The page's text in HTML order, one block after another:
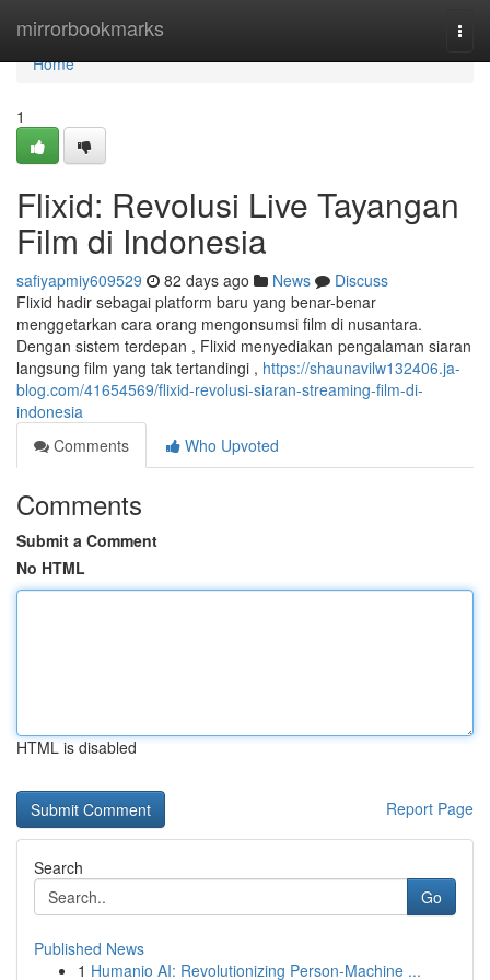
mirrorbookmarks
Home
Home
1
Flixid: Revolusi Live Tayangan
Film di Indonesia
safiyapmiy609529 82 days ago News
Discuss
Flixid hadir sebagai platform baru yang benar-benar
menggetarkan cara orang mengonsumsi film di nusantara.
Dengan sistem terdepan , Flixid menyediakan pengalaman siaran
langsung film yang tak tertandingi , https://shaunavilw132406.ja-
blog.com/41654569/flixid-revolusi-siaran-streaming-film-di-
indonesia
Comments
Who Upvoted
Comments
Submit a Comment
No HTML
HTML is disabled
Report Page
Search
Go
Published News
1 Humanio AI: Revolutionizing Person-Machine ...